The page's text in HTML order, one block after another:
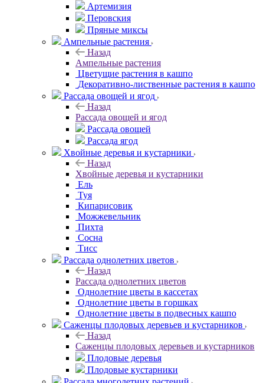
Артемизия
Перовския
Пряные миксы
Ампельные растения
Назад
Ампельные растения
Цветущие растения в кашпо
Декоративно-лиственные растения в кашпо
Рассада овощей и ягод
Назад
Рассада овощей и ягод
Рассада овощей
Рассада ягод
Хвойные деревья и кустарники
Назад
Хвойные деревья и кустарники
Ель
Туя
Кипарисовик
Можжевельник
Пихта
Сосна
Тисc
Рассада однолетних цветов
Назад
Рассада однолетних цветов
Однолетние цветы в кассетах
Однолетние цветы в горшках
Однолетние цветы в подвесных кашпо
Саженцы плодовых деревьев и кустарников
Назад
Саженцы плодовых деревьев и кустарников
Плодовые деревья
Плодовые кустарники